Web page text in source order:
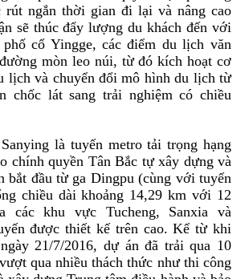
rút ngắn thời gian đi lại và nâng cao
sẽ thúc đẩy lượng du khách đến với
cổ Yingge, các điểm du lịch văn
mòn leo núi, từ đó kích hoạt cơ
lịch và chuyển đổi mô hình du lịch từ
chốc látsang trải nghiệm có chiều
là tuyến metrotải trọng hạng
chính quyền Tân Bắc tự xây dựng và
bắt đầu từ ga Dingpu(cùng với tuyến
chiều dài khoảng 14,29 km với 12
các khu vực
Tucheng, Sanxia và
được thiết kế trên cao. Kể từ khi
21/7/2016, dự án đã trải qua 10
qua nhiều thách thức như thi công